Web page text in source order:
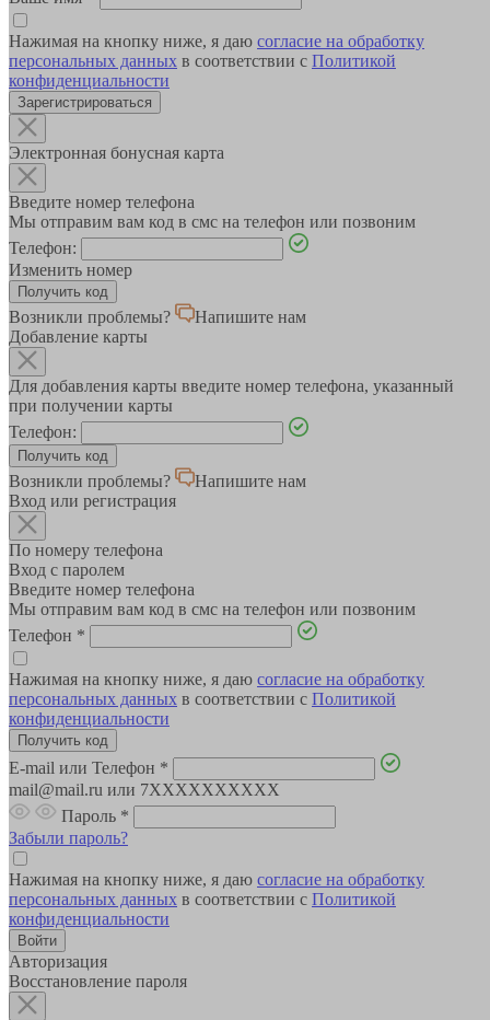
Нажимая на кнопку ниже, я даю согласие на обработку
персональных данных в соответствии с Политикой
конфиденциальности
Зарегистрироваться
Электронная бонусная карта
Введите номер телефона
Мы отправим вам код в смс на телефон или позвоним
Телефон:
Изменить номер
Возникли проблемы?
Напишите нам
Добавление карты
Для добавления карты введите номер телефона, указанный
при получении карты
Телефон:
Возникли проблемы?
Напишите нам
Вход или регистрация
По номеру телефона
Вход с паролем
Введите номер телефона
Мы отправим вам код в смс на телефон или позвоним
Телефон *
Нажимая на кнопку ниже, я даю согласие на обработку
персональных данных в соответствии с Политикой
конфиденциальности
E-mail или Телефон *
mail@mail.ru или 7XXXXXXXXXX
Пароль *
Забыли пароль?
Нажимая на кнопку ниже, я даю согласие на обработку
персональных данных в соответствии с Политикой
конфиденциальности
Авторизация
Восстановление пароля